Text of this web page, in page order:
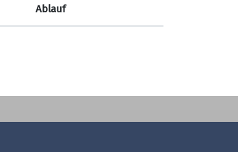
Ablauf